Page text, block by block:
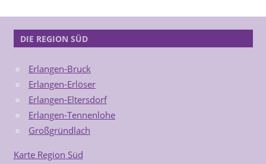
DIE REGION SÜD
Erlangen-Bruck
Erlangen-Erlöser
Erlangen-Eltersdorf
Erlangen-Tennenlohe
Großgründlach
Karte Region Süd